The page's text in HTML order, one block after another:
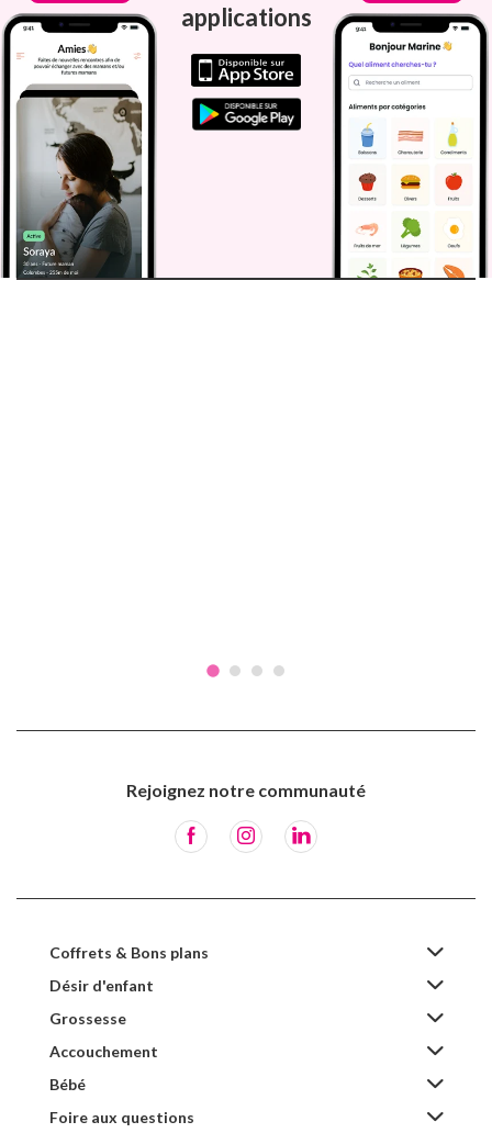
applications
Rejoignez notre communauté
Coffrets & Bons plans
Désir d'enfant
Grossesse
Accouchement
Bébé
Foire aux questions